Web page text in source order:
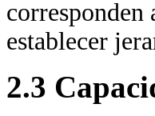
corresponden
establecer
2.3